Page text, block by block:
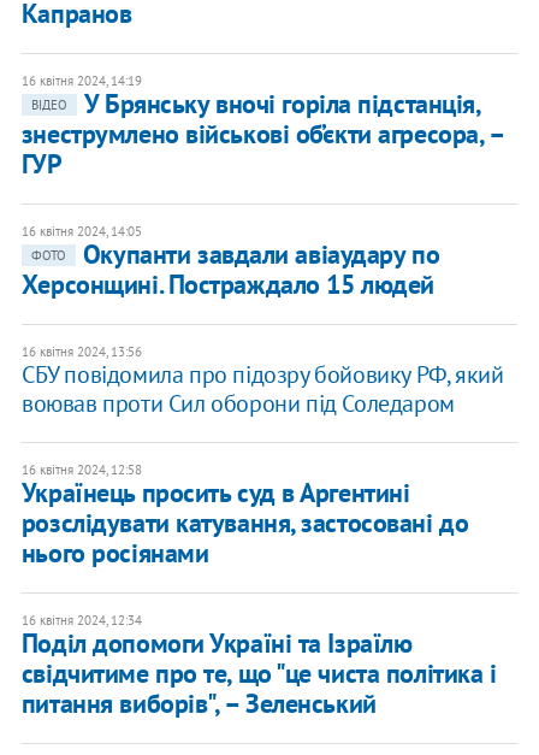
Капранов
16 квітня 2024, 14:19
ВІДЕО
У Брянську вночі горіла підстанція,
знеструмлено військові об’єкти агресора, –
ГУР
16 квітня 2024, 14:05
ФОТО
Окупанти завдали авіаудару по
Херсонщині. Постраждало 15 людей
16 квітня 2024, 13:56
СБУ повідомила про підозру бойовику РФ, який
воював проти Сил оборони під Соледаром
16 квітня 2024, 12:58
Українець просить суд в Аргентині
розслідувати катування, застосовані до
нього росіянами
16 квітня 2024, 12:34
Поділ допомоги Україні та Ізраїлю
свідчитиме про те, що "це чиста політика і
питання виборів", – Зеленський